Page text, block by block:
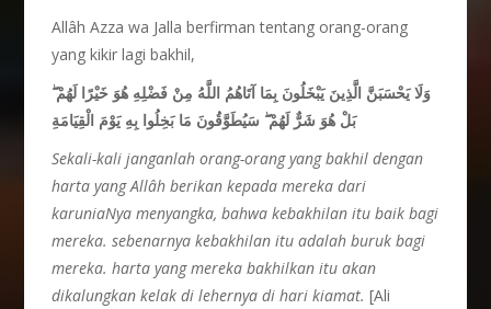
Allâh Azza wa Jalla berfirman tentang orang-orang
yang kikir lagi bakhil,
وَلَا يَحْسَبَنَّ الَّذِينَ يَبْخَلُونَ بِمَا آتَاهُمُ اللَّهُ مِنْ فَضْلِهِ هُوَ خَيْرًا لَهُمْ ۖ
بَلْ هُوَ شَرٌّ لَهُمْ ۖ سَيُطَوَّقُونَ مَا بَخِلُوا بِهِ يَوْمَ الْقِيَامَةِ
Sekali-kali janganlah orang-orang yang bakhil dengan
harta yang Allâh berikan kepada mereka dari
karuniaNya menyangka, bahwa kebakhilan itu baik bagi
mereka. sebenarnya kebakhilan itu adalah buruk bagi
mereka. harta yang mereka bakhilkan itu akan
dikalungkan kelak di lehernya di hari kiamat.[Ali